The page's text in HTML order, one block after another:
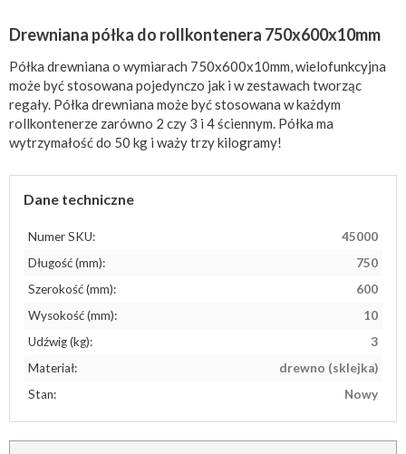
Drewniana półka do rollkontenera 750x600x10mm
Półka drewniana o wymiarach 750x600x10mm, wielofunkcyjna
może być stosowana pojedynczo jak i w zestawach tworząc
regały. Półka drewniana może być stosowana w każdym
rollkontenerze zarówno 2 czy 3 i 4 ściennym. Półka ma
wytrzymałość do 50 kg i waży trzy kilogramy!
Dane techniczne
Numer SKU:
45000
Długość (mm):
750
Szerokość (mm):
600
Wysokość (mm):
10
Udźwig (kg):
3
Materiał:
drewno (sklejka)
Stan:
Nowy